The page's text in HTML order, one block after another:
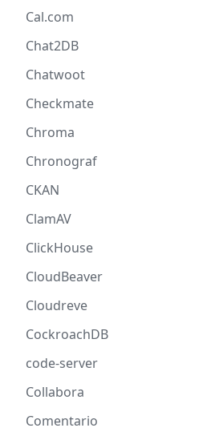
Cal.com
Chat2DB
Chatwoot
Checkmate
Chroma
Chronograf
CKAN
ClamAV
ClickHouse
CloudBeaver
Cloudreve
CockroachDB
code-server
Collabora
Comentario